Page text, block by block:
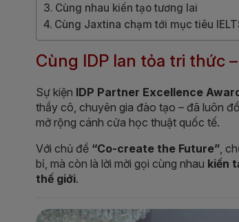
Cùng nhau kiến tạo tương lai
Cùng Jaxtina chạm tới mục tiêu
Cùng IDP lan tỏa tri thức
Sự kiện IDP Partner Excellence
thầy cô, chuyên gia đào tạo – đã luôn
mở rộng cánh cửa học thuật quốc tế.
Với chủ đề “Co-create the Future” ,
bỉ, mà còn là lời mời gọi cùng nhau kiến
thế giới.